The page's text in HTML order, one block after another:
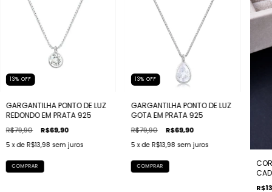
13% OFF
GARGANTILHA PONTO DE LUZ
REDONDO EM PRATA 925
R$79,90 R$69,90
5 x de R$13,98 sem juros
13% OFF
GARGANTILHA PONTO DE LUZ
GOTA EM PRATA 925
R$79,90 R$69,90
5 x de R$13,98 sem juros